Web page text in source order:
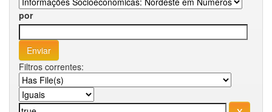
por
Filtros correntes: